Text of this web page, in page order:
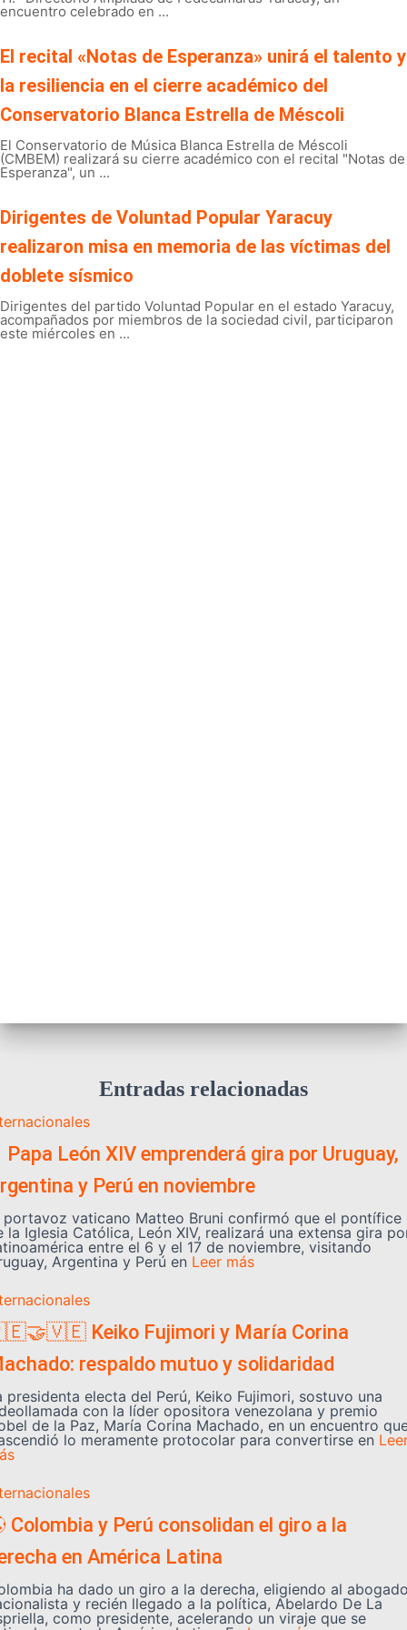
encuentro celebrado en ...
El recital «Notas de Esperanza» unirá el talento y
la resiliencia en el cierre académico del
Conservatorio Blanca Estrella de Méscoli
El Conservatorio de Música Blanca Estrella de Méscoli
(CMBEM) realizará su cierre académico con el recital "Notas de
Esperanza", un ...
Dirigentes de Voluntad Popular Yaracuy
realizaron misa en memoria de las víctimas del
doblete sísmico
Dirigentes del partido Voluntad Popular en el estado Yaracuy,
acompañados por miembros de la sociedad civil, participaron
este miércoles en ...
Entradas relacionadas
León XIV emprenderá gira por Uruguay,
y Perú en noviembre
portavoz vaticano Matteo Bruni confirmó que el pontífice
la Iglesia Católica, León XIV, realizará una extensa gira
entre el 6 y el 17 de noviembre, visitando
Argentina y Perú en Leer más
Keiko Fujimori y María Corina
respaldo mutuo y solidaridad
presidenta electa del Perú, Keiko Fujimori, sostuvo una
con la líder opositora venezolana y premio
de la Paz, María Corina Machado, en un encuentro
lo meramente protocolar para convertirse en
Colombia y Perú consolidan el giro a la
en América Latina
ha dado un giro a la derecha, eligiendo al
y recién llegado a la política, Abelardo De La
como presidente, acelerando un viraje que se